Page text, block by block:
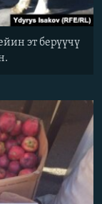
эт берүүчү